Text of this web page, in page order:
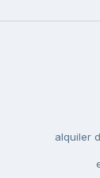
alquiler